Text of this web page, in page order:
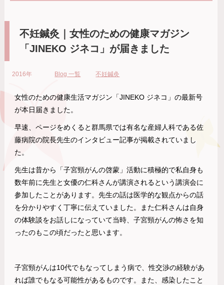
不妊鍼灸｜女性のための健康マガジン
「JINEKO ジネコ」が届きました
2016年 Blog 一覧 不妊鍼灸
女性のための健康生活マガジン「JINEKO ジネコ」の最新号
が本日届きました。
早速、ページをめくると群馬県では有名な産婦人科である佐
藤病院の院長先生のインタビュー記事が掲載されていまし
た。
先生は昔から「子宮頸がんの啓蒙」活動に積極的で私自身も
数年前に先生と女優の仁科さんが講演されるという講演会に
参加したことがあります。先生の話は医学的な観点からの話
を分かりやすく丁寧に伝えていました。また仁科さんは自身
の体験談をお話しになっていて当時、子宮頸がんの怖さを知
ったのもこの頃だったと思います。
子宮頸がんは10代でもなってしまう病で、性交渉の経験があ
れば誰でもなる可能性があるものです。また、感染したこと